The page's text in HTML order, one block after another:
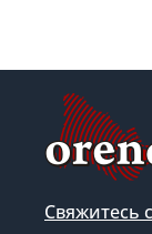
Свяжитесь